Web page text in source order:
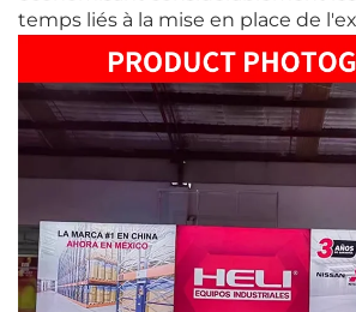
temps liés à la mise en place de